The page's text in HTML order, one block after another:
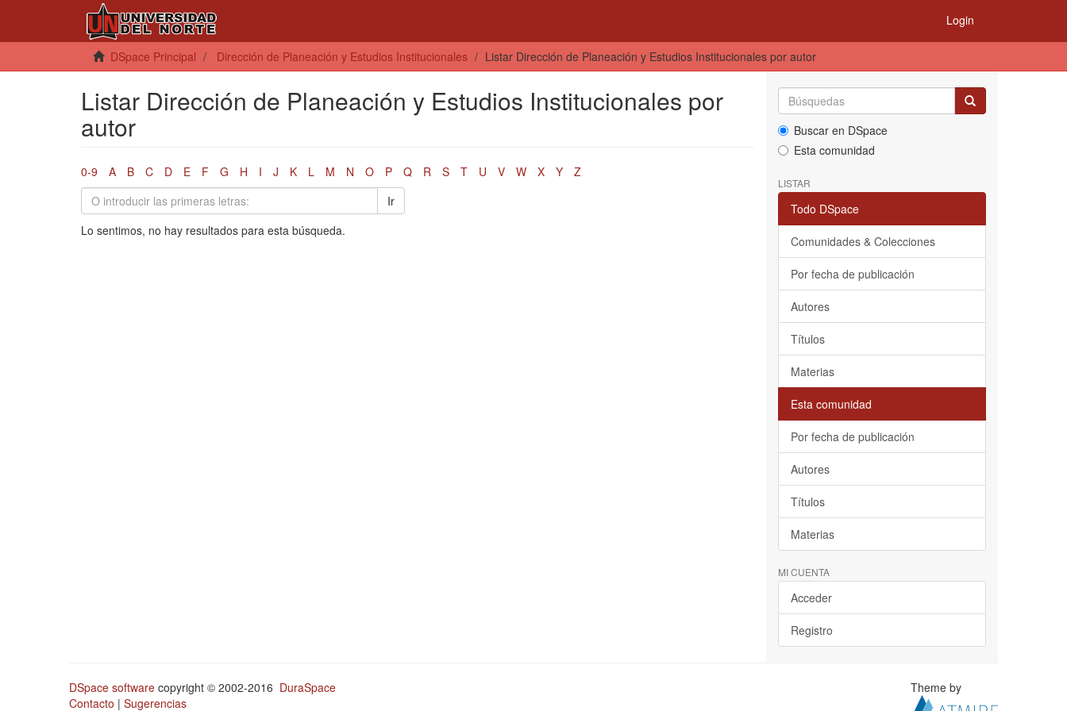
Login
DSpace Principal Dirección de Planeación y Estudios Institucionales Listar Dirección de Planeación y Estudios Institucionales por autor
Listar Dirección de Planeación y Estudios Institucionales por
autor
0-9 A B C D E F G H I J K L M N O P Q R S T U V W X Y
Z
Ir
Lo sentimos, no hay resultados para esta búsqueda.
Buscar en DSpace
Esta comunidad
LISTAR
Todo DSpace
Comunidades & Colecciones
Por fecha de publicación
Autores
Títulos
Materias
Esta comunidad
Por fecha de publicación
Autores
Títulos
Materias
MI CUENTA
Acceder
Registro
DSpace software copyright © 2002-2016 DuraSpace
Contacto | Sugerencias
Theme by